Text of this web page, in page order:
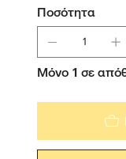
Ποσότητα
Μόνο 1 σε